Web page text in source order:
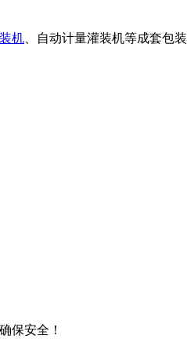
机 、自动计量灌装机等成套包
保安全！